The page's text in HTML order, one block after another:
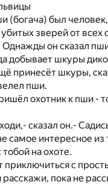
(богача) был
зверей от всех
он сказал
добывает шкуры
принесёт шкуры,
пши.
охотник к пши -
сказал он.-
самое интересное из
на охоте.
приключиться с
пока не